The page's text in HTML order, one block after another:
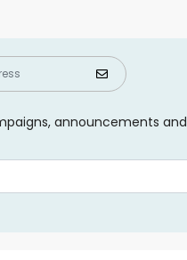
announcements and